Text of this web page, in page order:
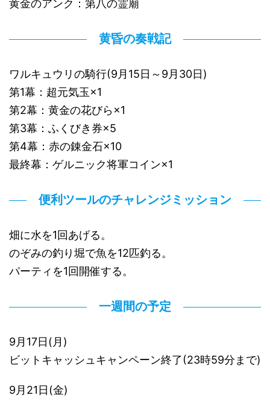
黄金のアンク：第八の霊廟
黄昏の奏戦記
ワルキュウリの騎行(9月15日～9月30日)
第1幕：超元気玉×1
第2幕：黄金の花びら×1
第3幕：ふくびき券×5
第4幕：赤の錬金石×10
最終幕：ゲルニック将軍コイン×1
便利ツールのチャレンジミッション
畑に水を1回あげる。
のぞみの釣り堀で魚を12匹釣る。
パーティを1回開催する。
一週間の予定
9月17日(月)
ビットキャッシュキャンペーン終了(23時59分まで)
9月21日(金)